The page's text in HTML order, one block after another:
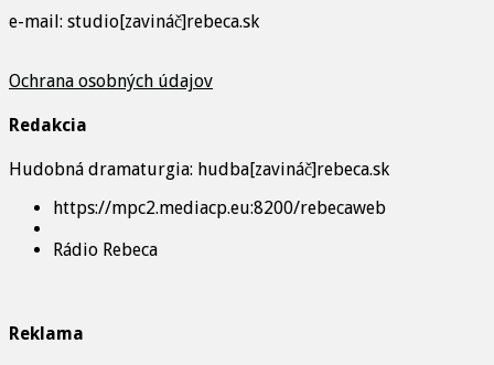
e-mail: studio[zavináč]rebeca.sk
Ochrana osobných údajov
Redakcia
Hudobná dramaturgia: hudba[zavináč]rebeca.sk
https://mpc2.mediacp.eu:8200/rebecaweb
Rádio Rebeca
Reklama